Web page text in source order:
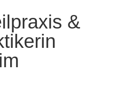
&